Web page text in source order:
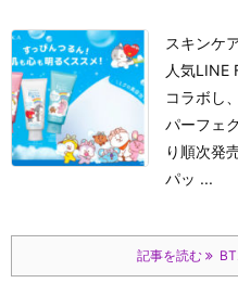
スキンケ
人気LINE
コラボし
パーフェ
り順次発
パッ ...
記事を読む